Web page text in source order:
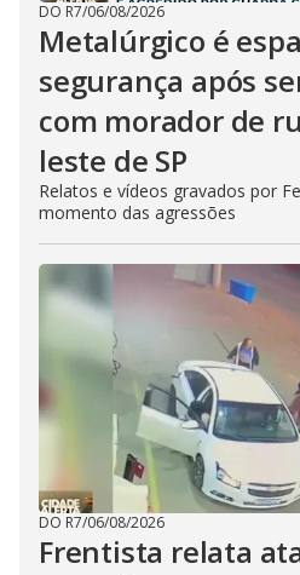
DO R7/06/08/2026
Metalúrgico é
segurança após
com morador de
leste de SP
Relatos e vídeos gravados por
momento das agressões
DO R7/06/08/2026
Frentista relata